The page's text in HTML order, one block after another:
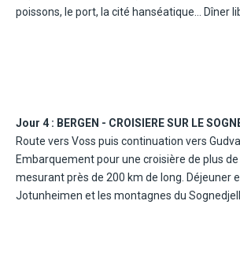
poissons, le port, la cité hanséatique… Dîner
Jour 4 : BERGEN - CROISIERE SUR LE
Route vers Voss puis continuation vers
Embarquement pour une croisière de plus
mesurant près de 200 km de long. Déjeuner
Jotunheimen et les montagnes du